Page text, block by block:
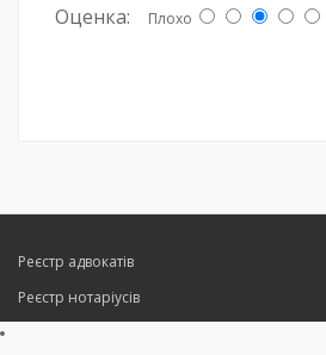
Оценка: Плохо
Реєстр адвокатів
Реєстр нотаріусів